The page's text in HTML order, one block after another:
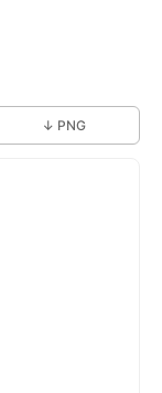
↓ PNG